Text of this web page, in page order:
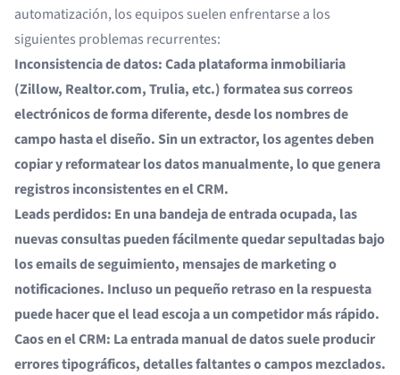
automatización, los equipos suelen enfrentarse a los
siguientes problemas recurrentes:
Inconsistencia de datos: Cada plataforma inmobiliaria
(Zillow, Realtor.com, Trulia, etc.) formatea sus correos
electrónicos de forma diferente, desde los nombres de
campo hasta el diseño. Sin un extractor, los agentes deben
copiar y reformatear los datos manualmente, lo que genera
registros inconsistentes en el CRM.
Leads perdidos: En una bandeja de entrada ocupada, las
nuevas consultas pueden fácilmente quedar sepultadas bajo
los emails de seguimiento, mensajes de marketing o
notificaciones. Incluso un pequeño retraso en la respuesta
puede hacer que el lead escoja a un competidor más rápido.
Caos en el CRM: La entrada manual de datos suele producir
errores tipográficos, detalles faltantes o campos mezclados.